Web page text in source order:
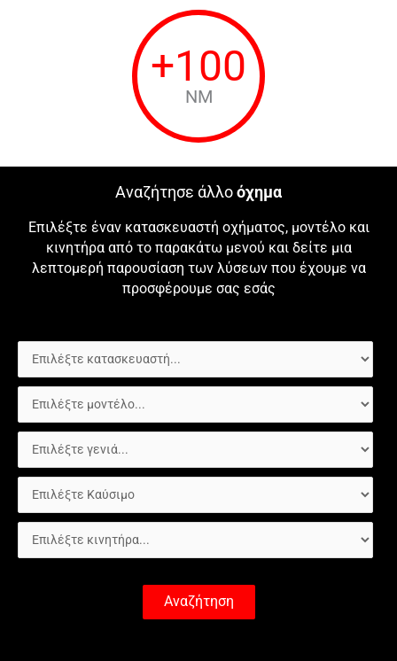
+100
NM
Αναζήτησε άλλοόχημα
Επιλέξτε έναν κατασκευαστή οχήματος, μοντέλο και
κινητήρα από το παρακάτω μενού και δείτε μια
λεπτομερή παρουσίαση των λύσεων που έχουμε να
προσφέρουμε σας εσάς
Αναζήτηση